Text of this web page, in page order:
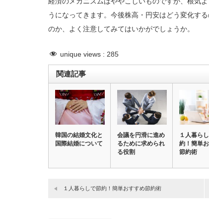
うになってきます。今後株高・円安はどう変化す
のか、よく注意してみてはいかがでしょうか。
unique views : 285
関連記事
韓国の結婚文化と
国際結婚について
会議を円滑に進め
るために求められ
る役割
１人暮ら
約！簡単
節約術
１人暮らしで節約！簡単おすすめ節約術